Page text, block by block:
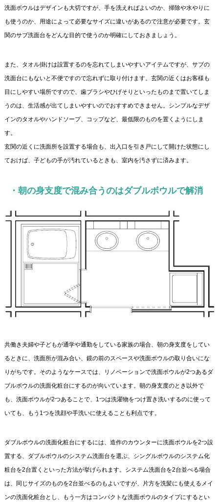
洗面ボウルはデザインも大切ですが、手を洗えればよいのか、掃除や水やりに
も使うのか、用途によって必要なサイズに違いがあるので注意が必要です。玄
関のサブ洗面台をどんな目的で使うのか明確にしておきましょう。
また、タオル掛けは設置するのを忘れてしまいやすいアイテムですが、サブの
洗面台にもないと不便ですので忘れずに取り付けます。玄関の近くはお客様も
目にしやすい場所ですので、歯ブラシやひげそりといったものまで置いてしま
うのは、生活感が出てしまいやすいのでおすすめできません。シンプルなデザ
インのタオルやハンドソープ、コップなど、最低限のものを置くようにしま
す。
玄関の近くに洗面所を設置する場合も、出入口を引き戸にして開けた状態にし
ておけば、子どもの手が汚れているときも、室内を汚さずに済みます。
・朝の身支度で混み合うのはダブルボウルで解消
共働き夫婦や子どもが通学や通勤をしている家族の場合、朝の身支度をしてい
るときに、洗面所が混み合い、鏡の前のスペースや洗面ボウルの取り合いにな
りがちです。そのようなケースでは、リノベーションで洗面ボウルが2つあるダ
ブルボウルの洗面化粧台にするのが向いています。朝の身支度のとき以外で
も、洗面ボウルが2つあることで、1つは洗濯物をつけ置き洗いするのに使って
いても、もう1つを洗顔や手洗いに使えることも利点です。
ダブルボウルの洗面化粧台にするには、造作のカウンターに洗面ボウルを2つ設
置する、ダブルボウルのシステム洗面台を選ぶ、シングルボウルのシステム化
粧台を2台置くといった方法が挙げられます。システム洗面台を2台並べる場合
は、同じサイズのものを2台並べるのもよいですが、片方を洗髪にも使えるメイ
ンの洗面化粧台とし、もう一方はコンパクトな洗面ボウルのタイプにするとい